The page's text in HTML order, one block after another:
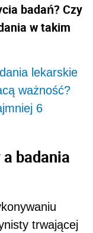
badań? Czy
w takim
lekarskie
ważność?
6
badania
trwającej